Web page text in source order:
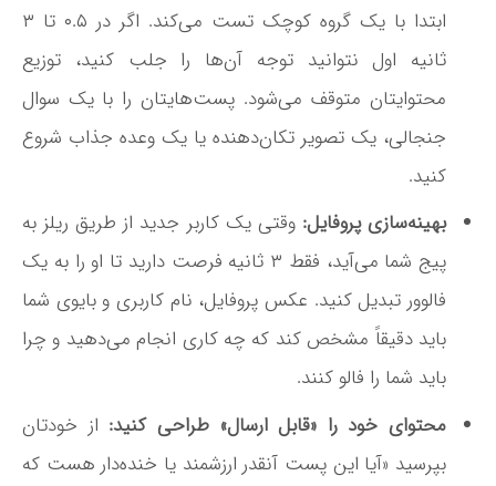
ابتدا با یک گروه کوچک تست می‌کند. اگر در ۰.۵ تا ۳
ثانیه اول نتوانید توجه آن‌ها را جلب کنید، توزیع
محتوایتان متوقف می‌شود. پست‌هایتان را با یک سوال
جنجالی، یک تصویر تکان‌دهنده یا یک وعده جذاب شروع
کنید.
بهینه‌سازی پروفایل: وقتی یک کاربر جدید از طریق ریلز به
پیج شما می‌آید، فقط ۳ ثانیه فرصت دارید تا او را به یک
فالوور تبدیل کنید. عکس پروفایل، نام کاربری و بایوی شما
باید دقیقاً مشخص کند که چه کاری انجام می‌دهید و چرا
باید شما را فالو کنند.
محتوای خود را «قابل ارسال» طراحی کنید: از خودتان
بپرسید «آیا این پست آنقدر ارزشمند یا خنده‌دار هست که